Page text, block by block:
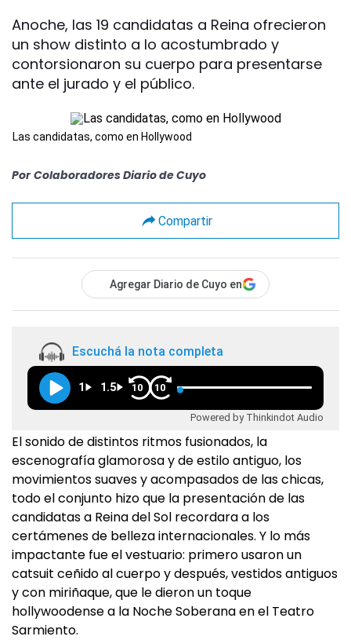
Anoche, las 19 candidatas a Reina ofrecieron
un show distinto a lo acostumbrado y
contorsionaron su cuerpo para presentarse
ante el jurado y el público.
Las candidatas, como en Hollywood
Por Colaboradores Diario de Cuyo
Compartir
Agregar Diario de Cuyo en
Escuchá la nota completa
1 1.5 10 10
Powered by Thinkindot Audio
El sonido de distintos ritmos fusionados, la
escenografía glamorosa y de estilo antiguo, los
movimientos suaves y acompasados de las chicas,
todo el conjunto hizo que la presentación de las
candidatas a Reina del Sol recordara a los
certámenes de belleza internacionales. Y lo más
impactante fue el vestuario: primero usaron un
catsuit ceñido al cuerpo y después, vestidos antiguos
y con miriñaque, que le dieron un toque
hollywoodense a la Noche Soberana en el Teatro
Sarmiento.